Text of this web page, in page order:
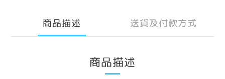
商品描述 送貨及付款方式
商品描述